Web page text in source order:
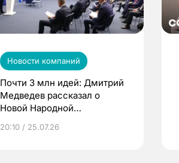
Новости компаний
Почти 3 млн идей: Дмитрий
Медведев рассказал о
Новой Народной
20:10 / 25.07.26